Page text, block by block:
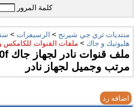
كلمة المرور
منتديات ثري جي شيرنج > الرسيفرات >
هليوتيك و جاك > ملفات القنوات للكامكس
مرتب وجميل لجهاز نادر
اضافه رد